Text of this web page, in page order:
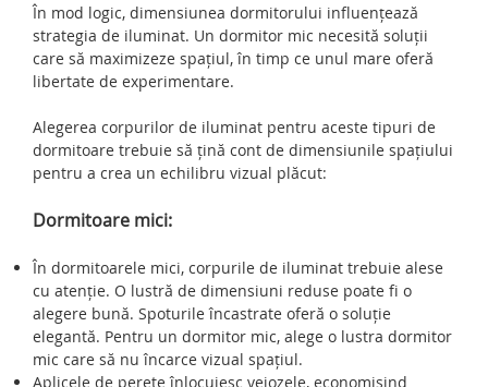
În mod logic, dimensiunea dormitorului influențează
strategia de iluminat. Un dormitor mic necesită soluții
care să maximizeze spațiul, în timp ce unul mare oferă
libertate de experimentare.
Alegerea corpurilor de iluminat pentru aceste tipuri de
dormitoare trebuie să țină cont de dimensiunile spațiului
pentru a crea un echilibru vizual plăcut:
Dormitoare mici:
În dormitoarele mici, corpurile de iluminat trebuie alese
cu atenție. O lustră de dimensiuni reduse poate fi o
alegere bună. Spoturile încastrate oferă o soluție
elegantă. Pentru un dormitor mic, alege o lustra dormitor
mic care să nu încarce vizual spațiul.
Aplicele de perete înlocuiesc veiozele, economisind